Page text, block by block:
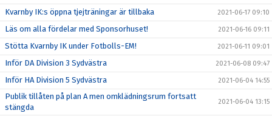
Kvarnby IK:s öppna tjejträningar är tillbaka 2021-06-17 09:10
Läs om alla fördelar med Sponsorhuset! 2021-06-16 09:11
Stötta Kvarnby IK under Fotbolls-EM! 2021-06-11 09:01
Inför DA Division 3 Sydvästra 2021-06-08 09:47
Inför HA Division 5 Sydvästra 2021-06-04 14:55
Publik tillåten på plan A men omklädningsrum fortsatt
stängda
2021-06-04 13:15